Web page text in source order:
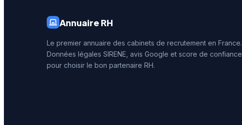
Annuaire RH
Le premier annuaire des cabinets de recrutement en France.
Données légales SIRENE, avis Google et score de confiance
pour choisir le bon partenaire RH.